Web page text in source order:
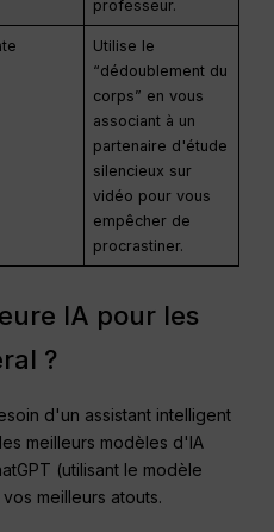
professeur.
Utilise le
“dédoublement du
corps” en vous
associant à un
partenaire d'étude
silencieux sur
vidéo pour vous
empêcher de
procrastiner.
IA pour les
?
d'un assistant intelligent
meilleurs modèles d'IA
(utilisant le modèle
vos meilleurs atouts.